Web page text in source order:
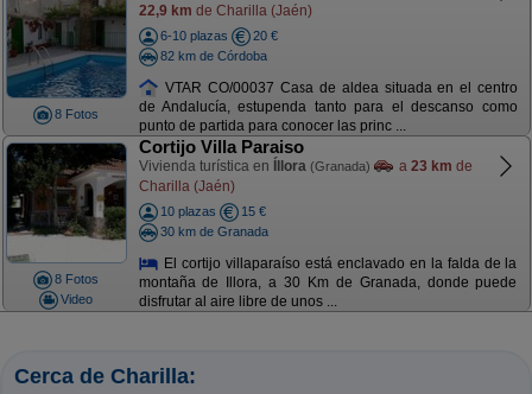
8 Fotos
22,9 km de Charilla (Jaén)
6-10 plazas
20 €
82 km de Córdoba
VTAR CO/00037 Casa de aldea situada en el centro
de Andalucía, estupenda tanto para el descanso como
punto de partida para conocer las princ ...
8 Fotos
Video
Cortijo Villa Paraiso
Vivienda turística en Íllora (Granada) a 23 km de
Charilla (Jaén)
10 plazas
15 €
30 km de Granada
El cortijo villaparaíso está enclavado en la falda de la
montaña de Illora, a 30 Km de Granada, donde puede
disfrutar al aire libre de unos ...
Cerca de Charilla: